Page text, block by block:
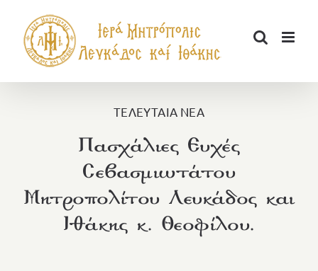
περιεχόμενο
ΤΕΛΕΥΤΑΙΑ ΝΕΑ
Πασχάλιες Ευχές
Σεβασμιωτάτου
Μητροπολίτου Λευκάδος και
Ιθάκης κ. Θεοφίλου.